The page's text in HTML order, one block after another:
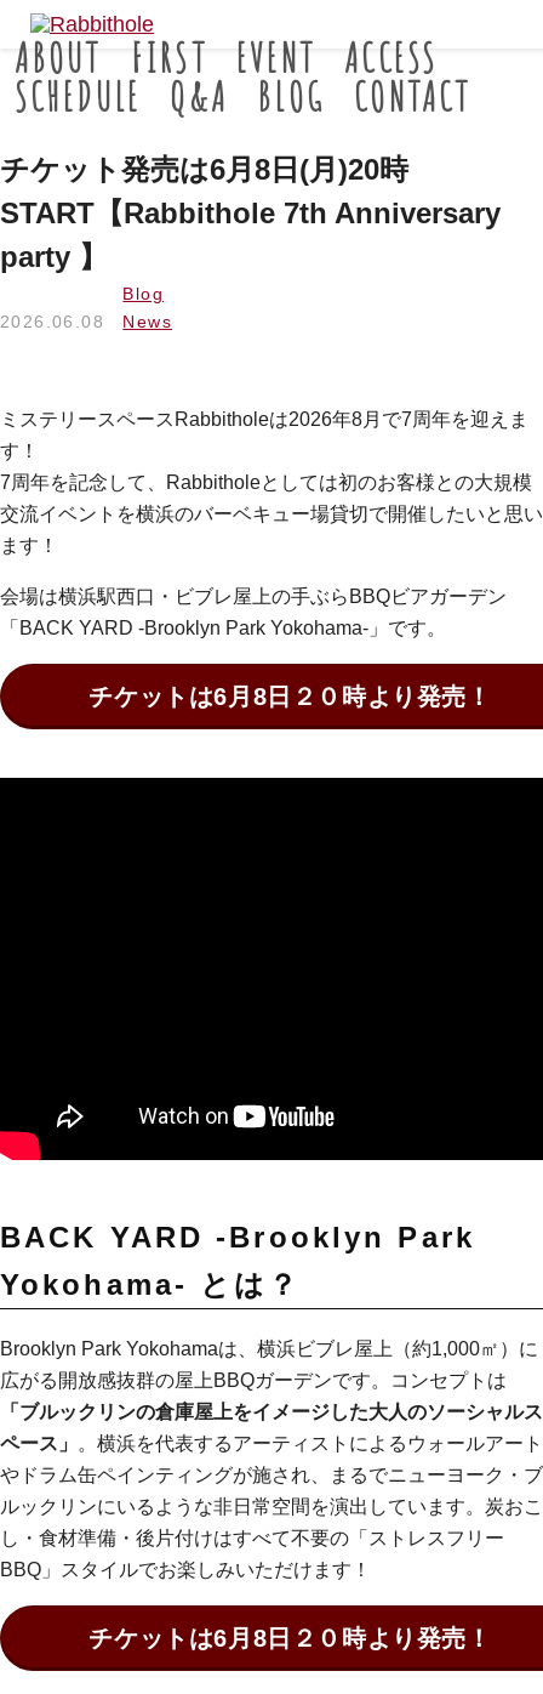
ABOUT FIRST EVENT ACCESS
SCHEDULE Q&A BLOG CONTACT
チケット発売は6月8日(月)20時
START【Rabbithole 7th Anniversary
party 】
2026.06.08
Blog
News
ミステリースペースRabbitholeは2026年8月で7周年を迎えま
す！
7周年を記念して、Rabbitholeとしては初のお客様との大規模
交流イベントを横浜のバーベキュー場貸切で開催したいと思い
ます！
会場は横浜駅西口・ビブレ屋上の手ぶらBBQビアガーデン
「BACK YARD -Brooklyn Park Yokohama-」です。
チケットは6月8日２０時より発売！
BACK YARD -Brooklyn Park
Yokohama- とは？
Brooklyn Park Yokohamaは、横浜ビブレ屋上（約1,000㎡）に
広がる開放感抜群の屋上BBQガーデンです。コンセプトは
「ブルックリンの倉庫屋上をイメージした大人のソーシャルス
ペース」 。横浜を代表するアーティストによるウォールアート
やドラム缶ペインティングが施され、まるでニューヨーク・ブ
ルックリンにいるような非日常空間を演出しています。炭おこ
し・食材準備・後片付けはすべて不要の「ストレスフリー
BBQ」スタイルでお楽しみいただけます！
チケットは6月8日２０時より発売！